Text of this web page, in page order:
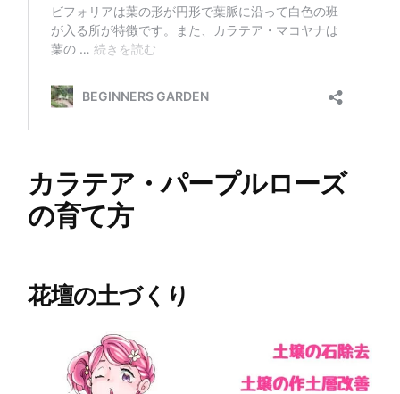
カラテア・パープルローズ
の育て方
花壇の土づくり